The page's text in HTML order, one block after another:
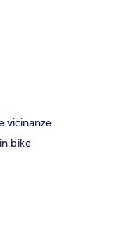
vicinanze
bike